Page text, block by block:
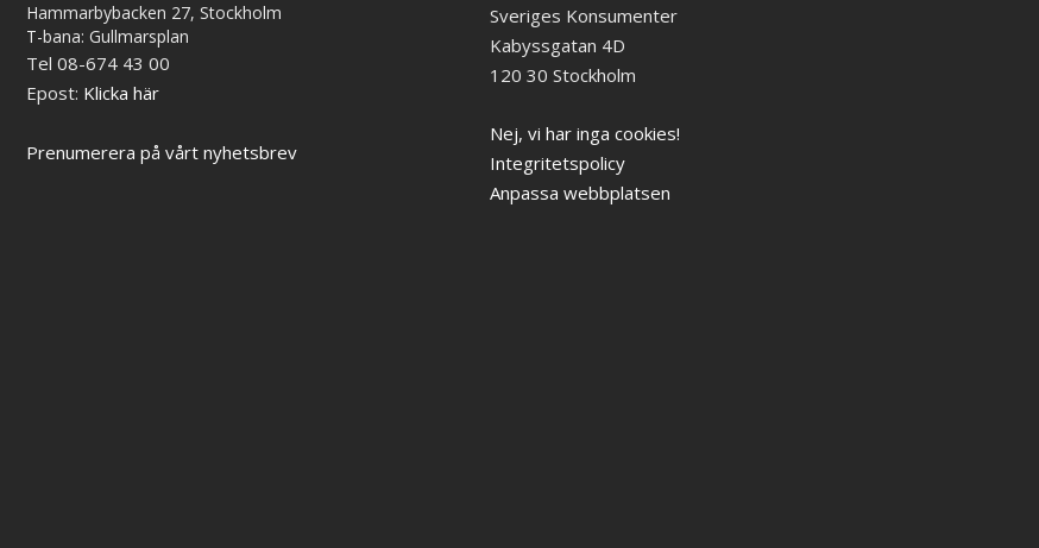
Hammarbybacken 27, Stockholm
T-bana: Gullmarsplan
Tel 08-674 43 00
Epost: Klicka här
Prenumerera på vårt nyhetsbrev
Sveriges Konsumenter
Kabyssgatan 4D
120 30 Stockholm
Nej, vi har inga cookies!
Integritetspolicy
Anpassa webbplatsen